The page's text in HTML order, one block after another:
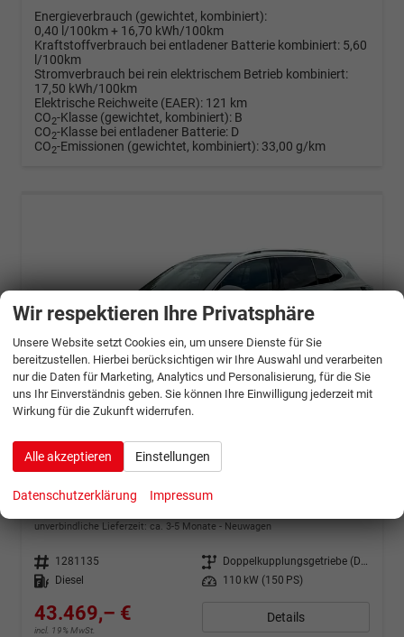
Energieverbrauch (gewichtet, kombiniert):
0,40 l/100km + 16,70 kWh/100km
Kraftstoffverbrauch bei entladener Batterie kombiniert: 5,60
l/100km
Stromverbrauch bei rein elektrischem Betrieb kombiniert:
17,50 kWh/100km
Elektrische Reichweite (EAER): 121 km
CO2-Klasse (gewichtet, kombiniert): B
CO2-Klasse bei entladener Batterie: D
CO2-Emissionen (gewichtet, kombiniert): 33,00 g/km
ab 861,– € mtl.
Volkswagen Tiguan
unverbindliche Lieferzeit: ca. 3-5 Monate Neuwagen
Fahrzeugnr. 1281135 Getriebe
Doppelkupplungsgetriebe (DSG)
Kraftstoff
Diesel Leistung 110 kW (150 PS)
43.469,– €
incl. 19% MwSt.
Details
Wir respektieren Ihre Privatsphäre
Unsere Website setzt Cookies ein, um unsere Dienste für Sie
bereitzustellen. Hierbei berücksichtigen wir Ihre Auswahl und verarbeiten
nur die Daten für Marketing, Analytics und Personalisierung, für die Sie
uns Ihr Einverständnis geben. Sie können Ihre Einwilligung jederzeit mit
Wirkung für die Zukunft widerrufen.
Alle akzeptieren Einstellungen
Datenschutzerklärung Impressum